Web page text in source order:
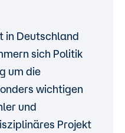
in Deutschland
sich Politik
um die
wichtigen
und
Projekt